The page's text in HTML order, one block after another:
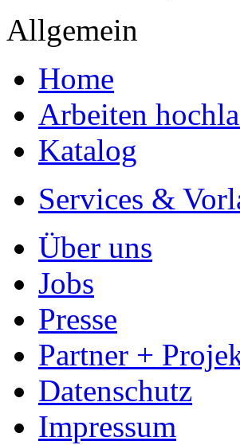
Allgemein
Home
Arbeiten
Katalog
Services &
Über uns
Jobs
Presse
Partner +
Datenschutz
Impressum